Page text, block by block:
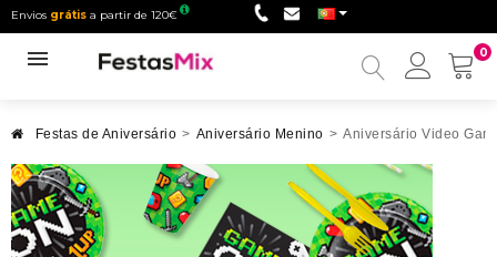
Envios grátis a partir de 120€
0
Minha
Festas de Aniversário > Aniversário Menino > Aniversário Video